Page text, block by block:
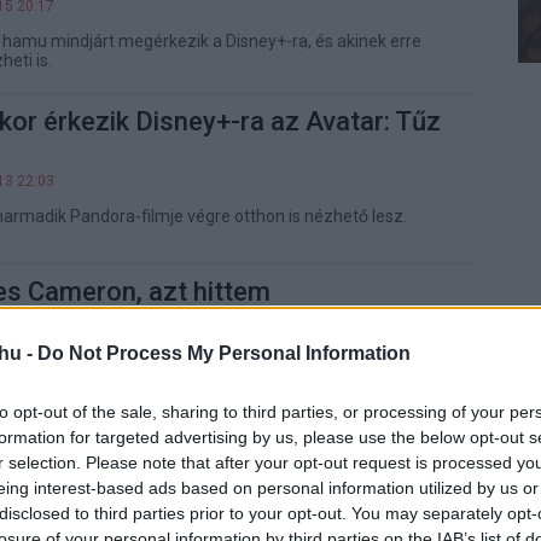
- Do Not Process My Personal Information
opt-out of the sale, sharing to third parties, or processing of your
for targeted advertising by us, please use the below opt-out
selection. Please note that after your opt-out request is processed
interest-based ads based on personal information utilized by us
to third parties prior to your opt-out. You may separately
20:17
mindjárt megérkezik a Disney+-ra, és akinek erre
is.
érkezik Disney+-ra az Avatar: Tűz
22:03
Pandora-filmje végre otthon is nézhető lesz.
Cameron, azt hittem
hogy A bolygó neve: Halálnak kellene egy 3D-s
elmondta, lát-e még esélyt az